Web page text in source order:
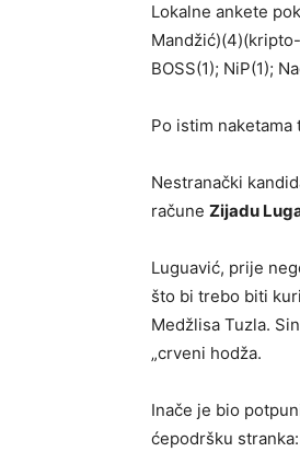
Lokalne ankete
Mandžić)(4)(kripto-
BOSS(1); NiP(1);
Po istim
Nestranački
račune Zijadu
Luguavić, prije
što bi trebo biti
Medžlisa Tuzla.
„crveni hodža.
Inače je bio
ćepodršku stranka: